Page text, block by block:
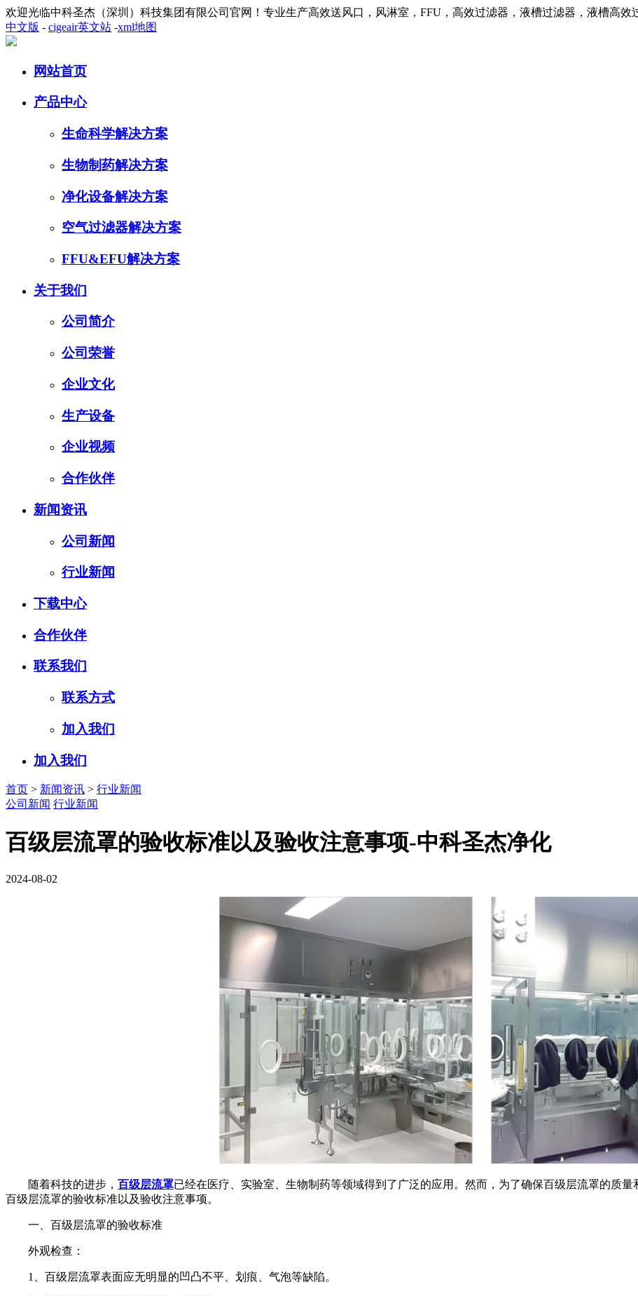
欢迎光临中科圣杰（深圳）科技集团有限公司官网！专业生产高效送风口，风淋室，FFU，高效过滤器，液槽过滤器，液槽高效
中文版 - cigeair英文站 -xml地图
网站首页
产品中心
生命科学解决方案
生物制药解决方案
净化设备解决方案
空气过滤器解决方案
FFU&EFU解决方案
关于我们
公司简介
公司荣誉
企业文化
生产设备
企业视频
合作伙伴
新闻资讯
公司新闻
行业新闻
下载中心
合作伙伴
联系我们
联系方式
加入我们
加入我们
首页 > 新闻资讯 > 行业新闻
公司新闻 行业新闻
百级层流罩的验收标准以及验收注意事项-中科圣杰净化
2024-08-02
随着科技的进步， 百级层流罩已经在医疗、实验室、生物制药等领域得到了广泛的应用。然而，为了确保百级层流罩的质
百级层流罩的验收标准以及验收注意事项。
一、百级层流罩的验收标准
外观检查：
1、百级层流罩表面应无明显的凹凸不平、划痕、气泡等缺陷。